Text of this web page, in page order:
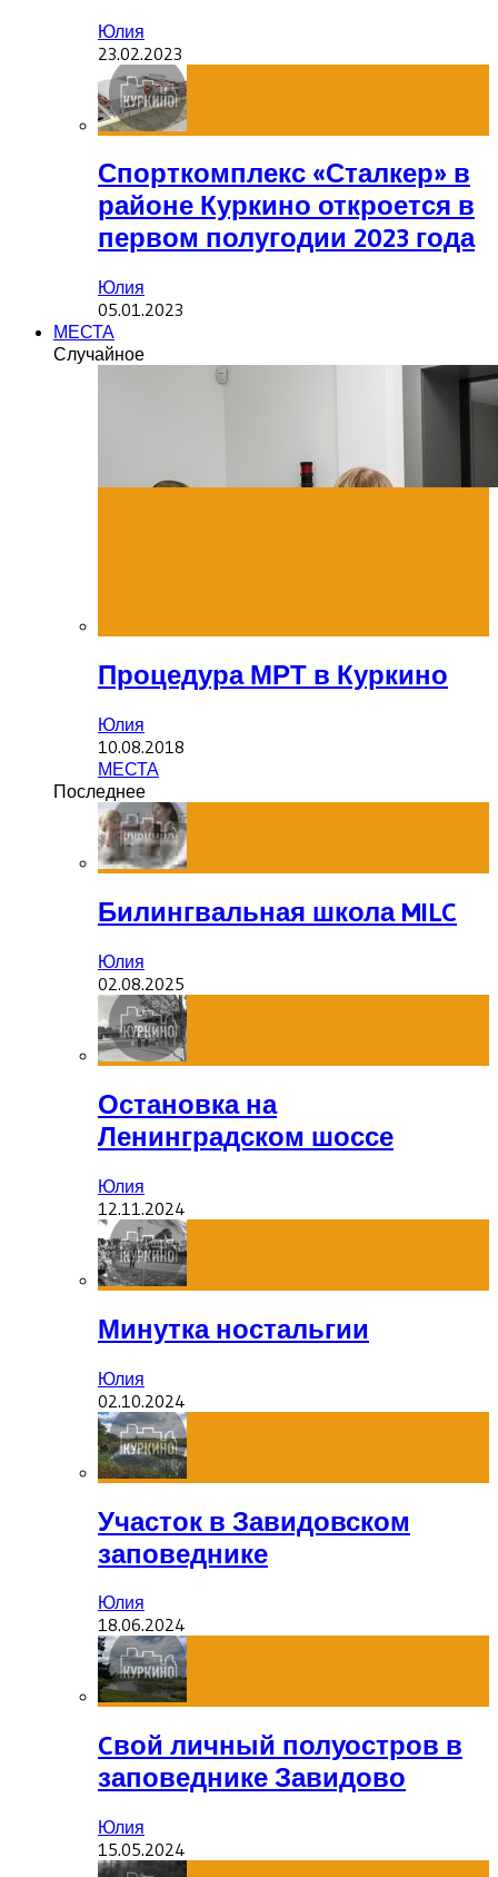
Юлия
23.02.2023
Спорткомплекс «Сталкер» в
районе Куркино откроется в
первом полугодии 2023 года
Юлия
05.01.2023
МЕСТА
Случайное
Процедура МРТ в Куркино
Юлия
10.08.2018
МЕСТА
Последнее
Билингвальная школа MILC
Юлия
02.08.2025
Остановка на
Ленинградском шоссе
Юлия
12.11.2024
Минутка ностальгии
Юлия
02.10.2024
Участок в Завидовском
заповеднике
Юлия
18.06.2024
Cвой личный полуостров в
заповеднике Завидово
Юлия
15.05.2024